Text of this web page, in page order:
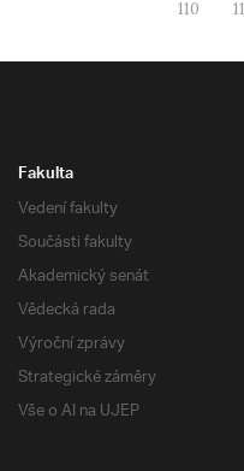
110
Fakulta
Vedení fakulty
Součásti fakulty
Akademický senát
Vědecká rada
Výroční zprávy
Strategické záměry
Vše o AI na UJEP